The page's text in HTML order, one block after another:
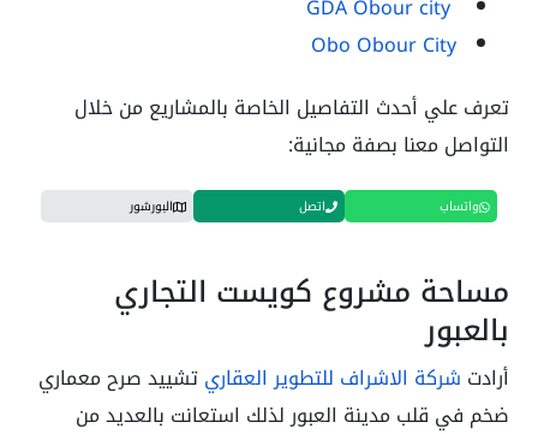
Obo Obour City
تعرف علي أحدث التفاصيل الخاصة بالمشاريع من خلال
التواصل معنا بصفة مجانية:
واتساب اتصل البورشور
مساحة مشروع كويست التجاري
بالعبور
أرادت شركة الاشراف للتطوير العقاريتشييد صرح معماري
ضخم في قلب مدينة العبور لذلك استعانت بالعديد من